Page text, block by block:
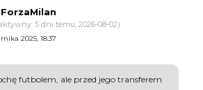
5 dni temu, 2026-08-02)
2025, 18:37
futbolem, ale przed jego transferem